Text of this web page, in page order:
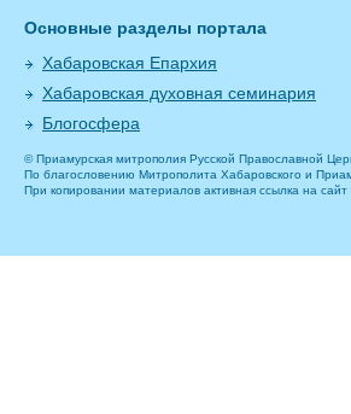
Основные разделы портала
Хабаровская Епархия
Хабаровская духовная семинария
Блогосфера
© Приамурская митрополия Русской Православной
По благословению Митрополита Хабаровского и
При копировании материалов активная ссылка на сайт